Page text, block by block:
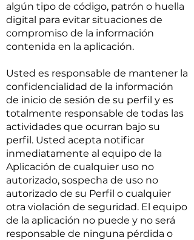
algún tipo de código, patrón o huella
digital para evitar situaciones de
compromiso de la información
contenida en la aplicación.
Usted es responsable de mantener la
confidencialidad de la información
de inicio de sesión de su perfil y es
totalmente responsable de todas las
actividades que ocurran bajo su
perfil. Usted acepta notificar
inmediatamente al equipo de la
Aplicación de cualquier uso no
autorizado, sospecha de uso no
autorizado de su Perfil o cualquier
otra violación de seguridad. El equipo
de la aplicación no puede y no será
responsable de ninguna pérdida o